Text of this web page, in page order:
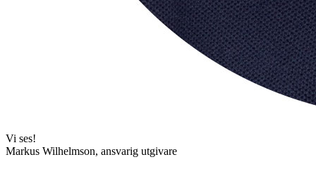
Vi ses!
Markus Wilhelmson, ansvarig utgivare